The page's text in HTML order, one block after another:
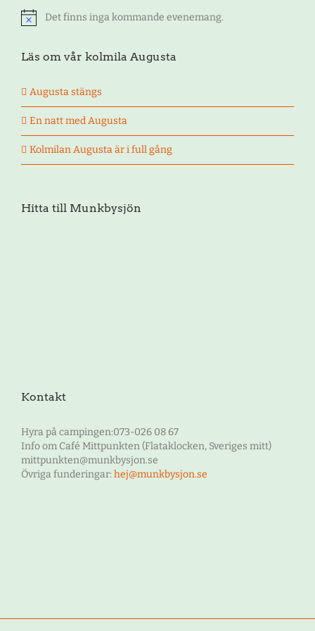
Notis Det finns inga kommande evenemang.
Läs om vår kolmila Augusta
Augusta stängs
En natt med Augusta
Kolmilan Augusta är i full gång
Hitta till Munkbysjön
Kontakt
Hyra på campingen:073-026 08 67
Info om Café Mittpunkten (Flataklocken, Sveriges mitt)
mittpunkten@munkbysjon.se
Övriga funderingar: hej@munkbysjon.se